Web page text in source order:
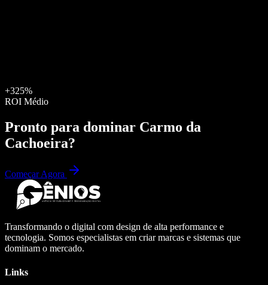
+325%
ROI Médio
Pronto para dominar Carmo da
Cachoeira?
Começar Agora
Transformando o digital com design de alta performance e
tecnologia. Somos especialistas em criar marcas e sistemas que
dominam o mercado.
Links